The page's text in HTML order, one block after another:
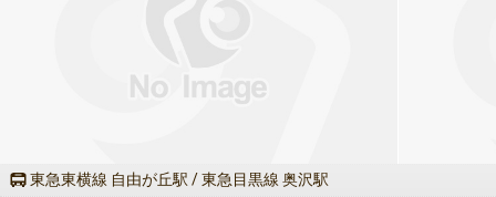
東急東横線 自由が丘駅 / 東急目黒線 奥沢駅